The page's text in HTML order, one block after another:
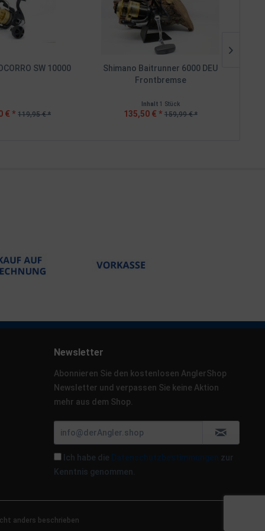
SW 10000
€ * 119,95 € *
Shimano Baitrunner 6000 DEU
Frontbremse
Inhalt 1 Stück
135,50 € * 159,99 € *
Newsletter
Abonnieren Sie den kostenlosen AnglerShop
Newsletter und verpassen Sie keine Aktion
mehr aus dem Shop.
Ich habe die Datenschutzbestimmungen zur
Kenntnis genommen.
anders beschrieben